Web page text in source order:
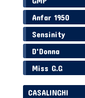
Anfar 1950
Sensinity
D'Donna
Miss G.G
CASALINGHI